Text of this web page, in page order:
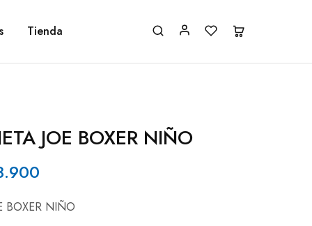
Tienda
JOE BOXER NIÑO
BOXER NIÑO